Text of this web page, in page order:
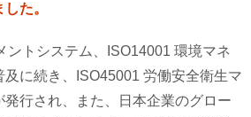
た。
ントシステム、ISO14001 環境マネ
及に続き、ISO45001 労働安全衛生マ
行され、また、日本企業のグロー